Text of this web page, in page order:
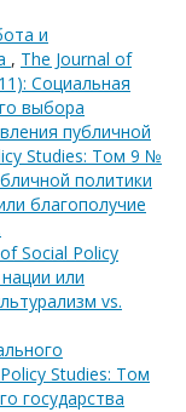
и
, The Journal of
Социальная
выбора
публичной
Studies: Том 9 №
политики
благополучие
Social Policy
или
vs.
Studies: Том
государства